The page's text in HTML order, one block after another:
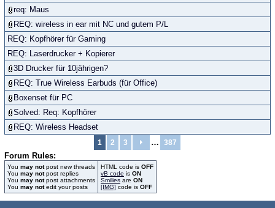
req: Maus
REQ: wireless in ear mit NC und gutem P/L
REQ: Kopfhörer für Gaming
REQ: Laserdrucker + Kopierer
3D Drucker für 10jährigen?
REQ: True Wireless Earbuds (für Office)
Boxenset für PC
Solved: Req: Kopfhörer
REQ: Wireless Headset
1 2 3 … 387
Forum Rules:
You may notpost new threads
You may notpost replies
You may notpost attachments
You may notedit your posts
HTML code is OFF
vB code is ON
Smilies are ON
[IMG] code is OFF